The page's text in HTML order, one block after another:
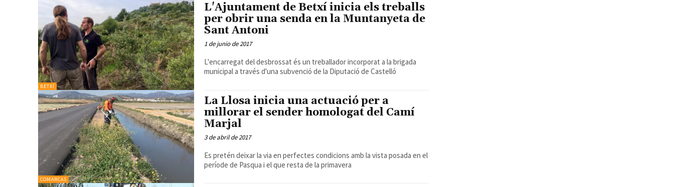
BETXÍ
L'Ajuntament de Betxí inicia els treballs
per obrir una senda en la Muntanyeta de
Sant Antoni
1 de junio de 2017
L'encarregat del desbrossat és un treballador incorporat a la brigada
municipal a través d'una subvenció de la Diputació de Castelló
COMARCAS
La Llosa inicia una actuació per a
millorar el sender homologat del Camí
Marjal
3 de abril de 2017
Es pretén deixar la via en perfectes condicions amb la vista posada en el
període de Pasqua i el que resta de la primavera